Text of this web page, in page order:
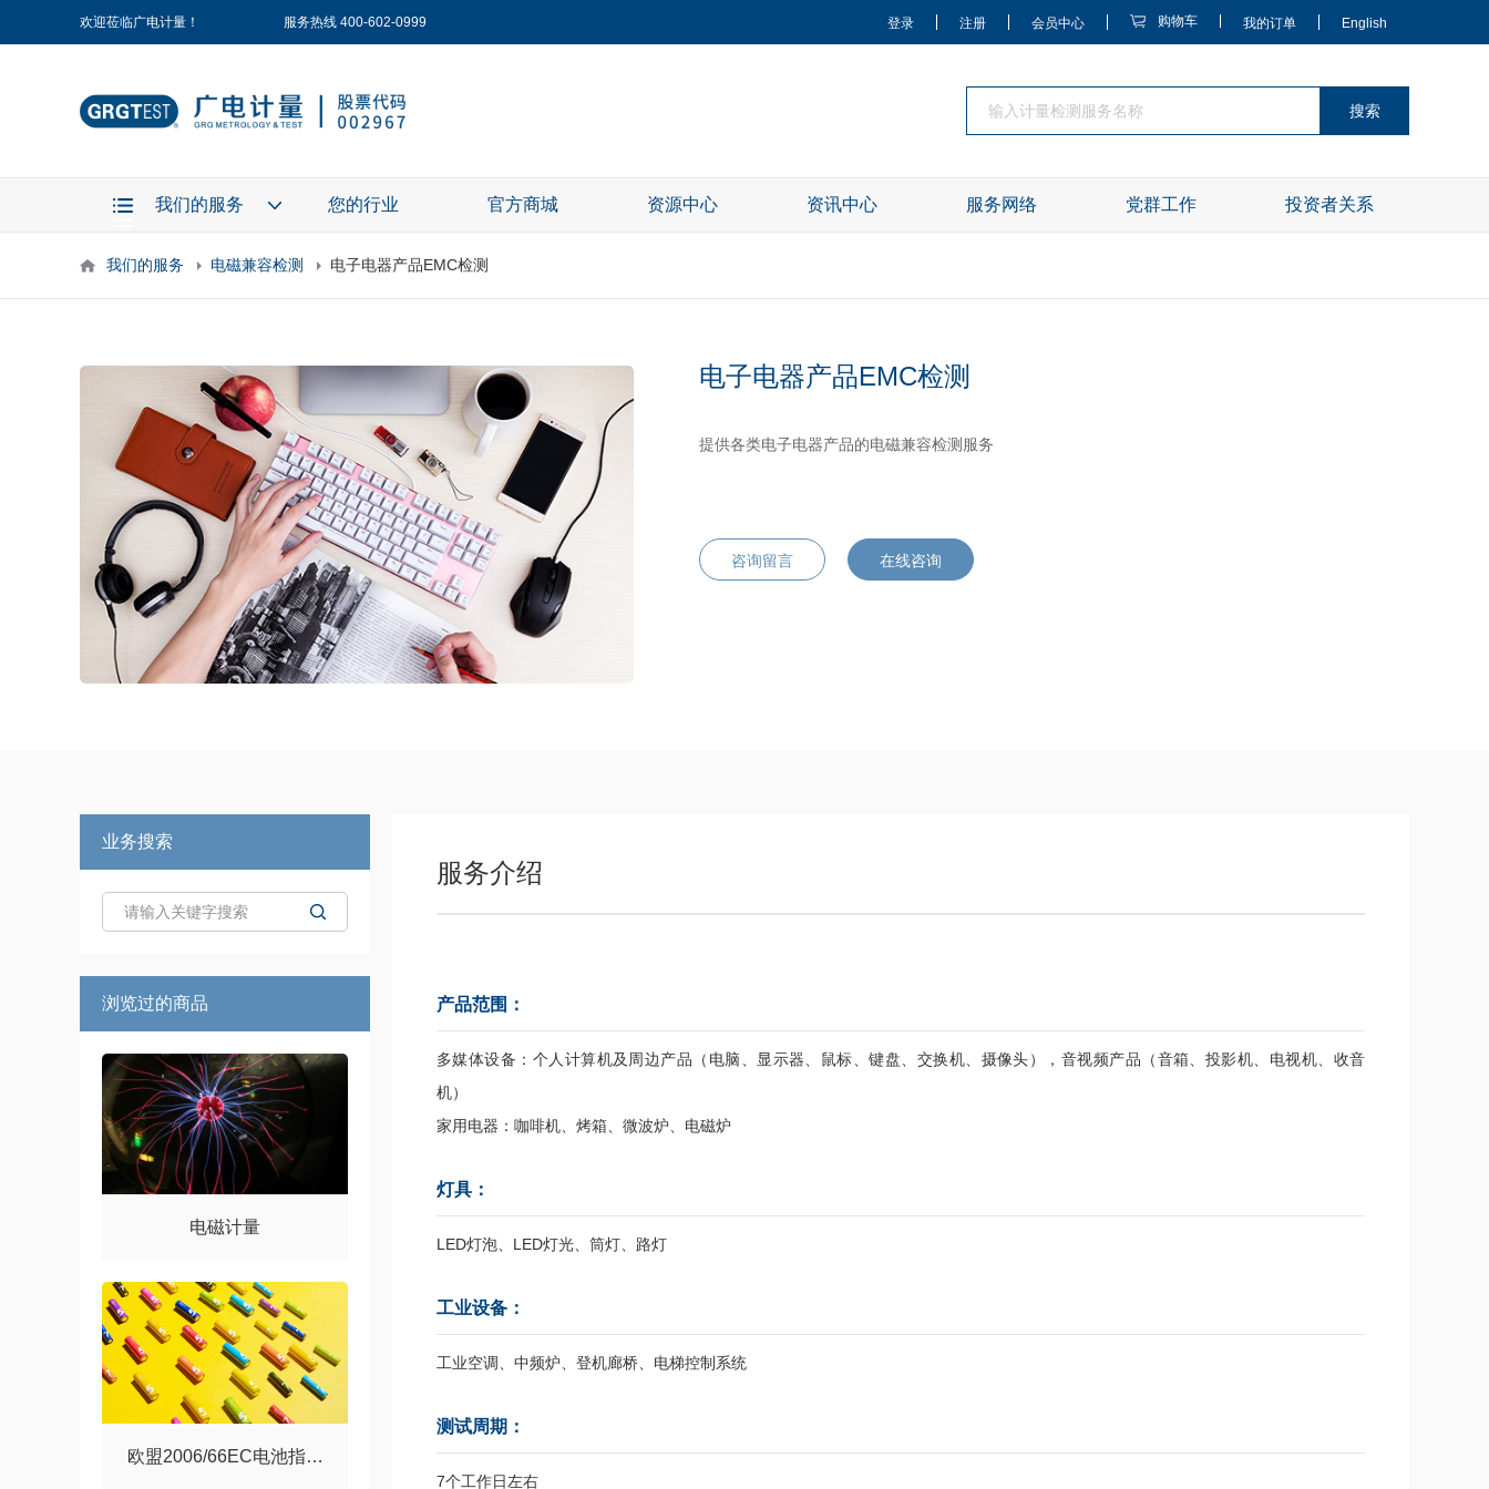
欢迎莅临广电计量！ 服务热线 400-602-0999 登录 注册 会员中心 购物车 我的订单 English
搜索
我们的服务 您的行业 官方商城 资源中心 资讯中心 服务网络 党群工作 投资者关系
我们的服务 电磁兼容检测 电子电器产品EMC检测
电子电器产品EMC检测
提供各类电子电器产品的电磁兼容检测服务
咨询留言 在线咨询
业务搜索
浏览过的商品
电磁计量
欧盟2006/66EC电池指令
服务介绍
产品范围：
多媒体设备：个人计算机及周边产品（电脑、显示器、鼠标、键盘、交换机、摄像头），音视频产品（音箱、投影机、电视机、收音
机）
家用电器：咖啡机、烤箱、微波炉、电磁炉
灯具：
LED灯泡、LED灯光、筒灯、路灯
工业设备：
工业空调、中频炉、登机廊桥、电梯控制系统
测试周期：
7个工作日左右